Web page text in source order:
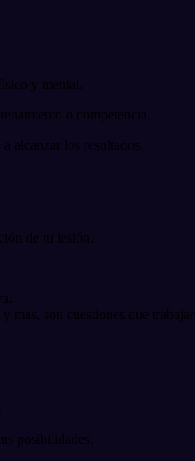
y mental.
o competencia.
alcanzar los resultados.
de tu lesión.
son cuestiones que
posibilidades.